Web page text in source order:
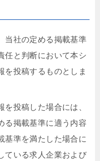
当社の定める掲載基準
任と判断において本シ
を投稿するものとしま
投稿した場合には、
る掲載基準に適う内容
基準を満たした場合に
ている求人企業および